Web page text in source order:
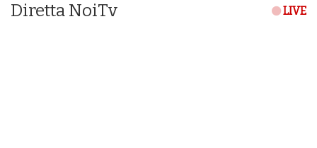
Diretta NoiTv LIVE